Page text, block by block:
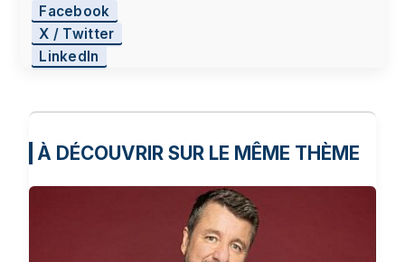
Facebook
X / Twitter
LinkedIn
À DÉCOUVRIR SUR LE MÊME THÈME